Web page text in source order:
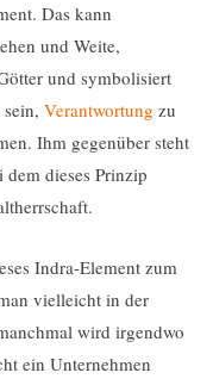
Das kann
und Weite,
und symbolisiert
Verantwortung zu
Ihm gegenüber steht
dieses Prinzip
Indra-Element zum
vielleicht in der
wird irgendwo
ein Unternehmen